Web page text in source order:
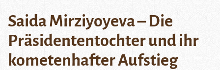
Saida Mirziyoyeva – Die
Präsidententochter und ihr
kometenhafter Aufstieg